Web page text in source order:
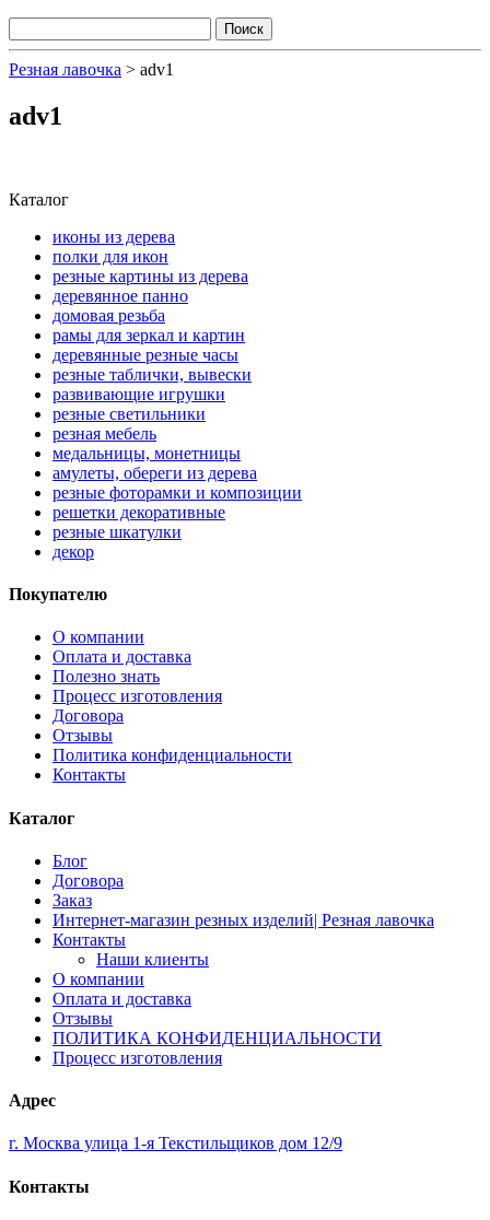
Резная лавочка > adv1
adv1
Каталог
иконы из дерева
полки для икон
резные картины из дерева
деревянное панно
домовая резьба
рамы для зеркал и картин
деревянные резные часы
резные таблички, вывески
развивающие игрушки
резные светильники
резная мебель
медальницы, монетницы
амулеты, обереги из дерева
резные фоторамки и композиции
решетки декоративные
резные шкатулки
декор
Покупателю
О компании
Оплата и доставка
Полезно знать
Процесс изготовления
Договора
Отзывы
Политика конфиденциальности
Контакты
Каталог
Блог
Договора
Заказ
Интернет-магазин резных изделий| Резная лавочка
Контакты
Наши клиенты
О компании
Оплата и доставка
Отзывы
ПОЛИТИКА КОНФИДЕНЦИАЛЬНОСТИ
Процесс изготовления
Адрес
г. Москва улица 1-я Текстильщиков дом 12/9
Контакты